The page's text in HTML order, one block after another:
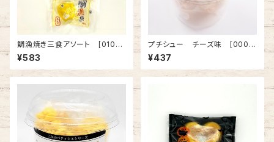
鯛漁焼き三食アソート [0100
87]
¥583
プチシュー チーズ味 [0007
36]
¥437